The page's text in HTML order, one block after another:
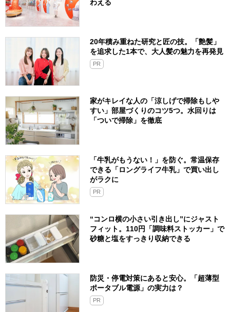
わえる
20年積み重ねた研究と匠の技。「艶髪」
を追求した1本で、大人髪の魅力を再発見
PR
家がキレイな人の「涼しげで掃除もしや
すい」部屋づくりのコツ5つ。水回りは
「ついで掃除」を徹底
「牛乳がもうない！」を防ぐ。常温保存
できる「ロングライフ牛乳」で買い出し
がラクに
PR
“コンロ横の小さい引き出し”にジャスト
フィット。110円「調味料ストッカー」で
砂糖と塩をすっきり収納できる
防災・停電対策にあると安心。「超薄型
ポータブル電源」の実力は？​
PR